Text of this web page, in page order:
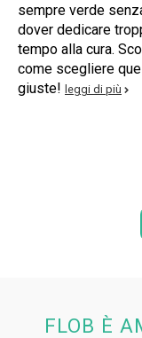
benessere e
con la natura.leggi di
FLOB È